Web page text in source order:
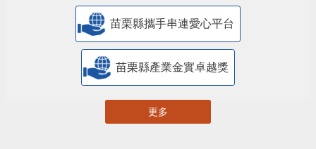
苗栗縣攜手串連愛心平台
苗栗縣產業金實卓越獎
更多